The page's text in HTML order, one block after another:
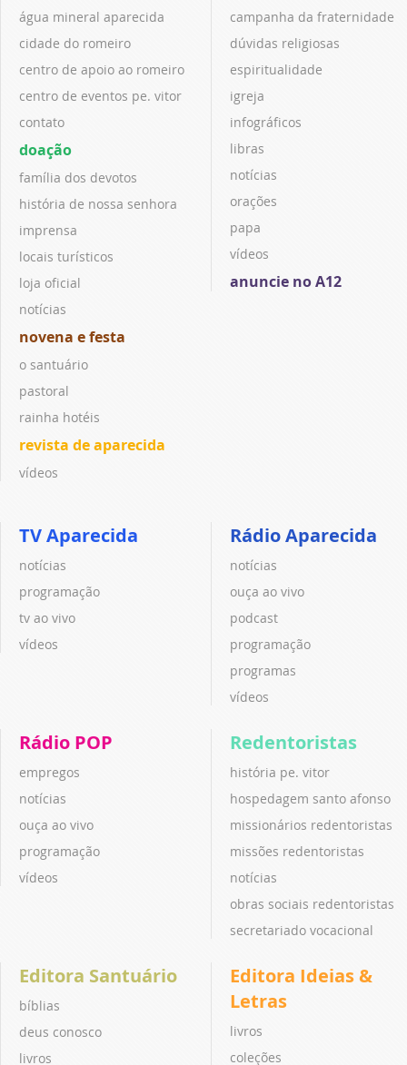
água mineral aparecida
cidade do romeiro
centro de apoio ao romeiro
centro de eventos pe. vitor
contato
doação
família dos devotos
história de nossa senhora
imprensa
locais turísticos
loja oficial
notícias
novena e festa
o santuário
pastoral
rainha hotéis
revista de aparecida
vídeos
campanha da fraternidade
dúvidas religiosas
espiritualidade
igreja
infográficos
libras
notícias
orações
papa
vídeos
anuncie no A12
TV Aparecida
notícias
programação
tv ao vivo
vídeos
Rádio Aparecida
notícias
ouça ao vivo
podcast
programação
programas
vídeos
Rádio POP
empregos
notícias
ouça ao vivo
programação
vídeos
Redentoristas
história pe. vitor
hospedagem santo afonso
missionários redentoristas
missões redentoristas
notícias
obras sociais redentoristas
secretariado vocacional
Editora Santuário
bíblias
deus conosco
livros
Editora Ideias &
Letras
livros
coleções